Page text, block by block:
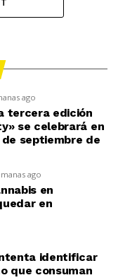
ago
tercera edición
se celebrará en
septiembre de
ago
en
en
identificar
que consuman